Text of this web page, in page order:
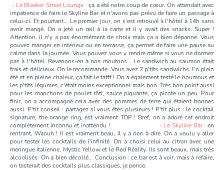
- Le Bleeker Street Lounge : ça a été notre coup de cœur. On attendait avec
impatience de faire le Skyline Bar et n'avons pas prévu de faire un passage à
celui-ci. Et pourtant... Le premier jour, on s'est retrouvé à l'hôtel à 14h sans
avoir mangé. On a jeté un œil à la carte et il y avait des snacks. Super !
Attention, il n'y a pas énormément de choix mais ça a bien dépanné. Vous
pouvez manger en intérieur ou en terrasse, ça permet de faire une pause au
calme dans la journée. Vous pouvez vous y rendre même si vous ne dormez
pas à l'hôtel. Revenons-en à nos moutons... Le sandwich au saumon était
frais et délicieux. On le recommande. Vous avez 2 p'tits sandwichs. En plein
été et en pleine chaleur, ça fait le tafff ! On a également testé le houmous et
les p'tits légumes, c'était moins exceptionnel mais bon. Très bon point aussi
pour les manchons de poulet rôti, sauce piquante, ça picote un peu. Pour
finir, on a accompagné cela avec des pommes de terre qui étaient bonnes
aussi. P'tit conseil : partagez si vous êtes plusieurs ! P'tit plus : le cocktail
signature, the orange ring, est vraiment TOP ! Bref, on a adoré cet endroit
complètement inconnu et inattendu ! - Le Skyline Bar : en
rentrant, Waouh ! Il est vraiment beau, il y a rien à dire. On a voulu y aller
pour tester les cocktails de l'infinité. On a choisi celui au citron avec une
meringue italienne, Mystic Yellow et le Red Réality. Ils sont beaux, mais très
alcoolisés. On a bien décollé... Conclusion : ce bar est à voir, mais à refaire,
on testerait des cocktails plus classiques, je pense.